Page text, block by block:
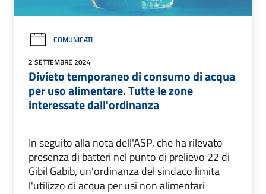
COMUNICATI
2 SETTEMBRE 2024
Divieto temporaneo di consumo di acqua
per uso alimentare. Tutte le zone
interessate dall'ordinanza
In seguito alla nota dell'ASP, che ha rilevato
presenza di batteri nel punto di prelievo 22 di
Gibil Gabib, un'ordinanza del sindaco limita
l'utilizzo di acqua per usi non alimentari